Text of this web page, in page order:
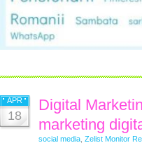
APR
18
Digital
marketing
social media Zelist Monitor